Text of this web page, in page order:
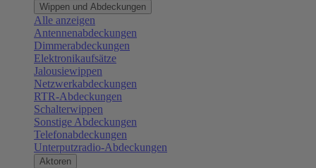
Wippen und Abdeckungen
Alle anzeigen
Antennenabdeckungen
Dimmerabdeckungen
Elektronikaufsätze
Jalousiewippen
Netzwerkabdeckungen
RTR-Abdeckungen
Schalterwippen
Sonstige Abdeckungen
Telefonabdeckungen
Unterputzradio-Abdeckungen
Aktoren